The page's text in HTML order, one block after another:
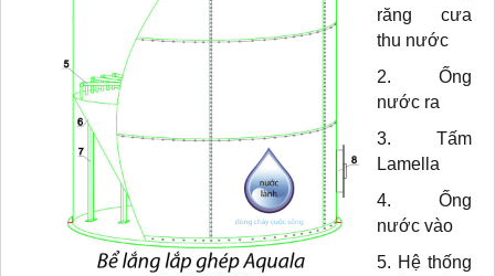
răng cưa
thu nước
2. Ống
nước ra
3. Tấm
Lamella
4. Ống
nước vào
5. Hệ thống